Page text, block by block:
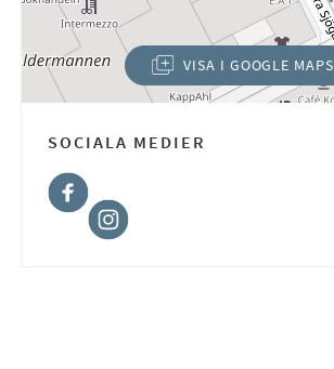
VISA I GOOGLE MAPS
(ÖPPNAS I NYTT FÖNSTER)
SOCIALA MEDIER
Facebook